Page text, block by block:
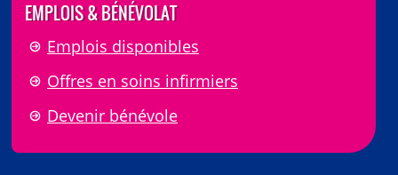
EMPLOIS & BÉNÉVOLAT
Emplois disponibles
Offres en soins infirmiers
Devenir bénévole